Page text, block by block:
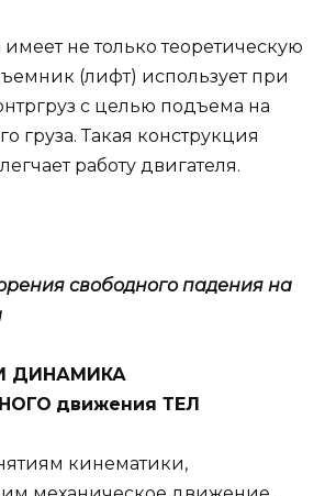
не только теоретическую
(лифт) использует при
с целью подъема на
груза. Такая конструкция
работу двигателя.
свободного падения на
ДИНАМИКА
движения ТЕЛ
кинематики,